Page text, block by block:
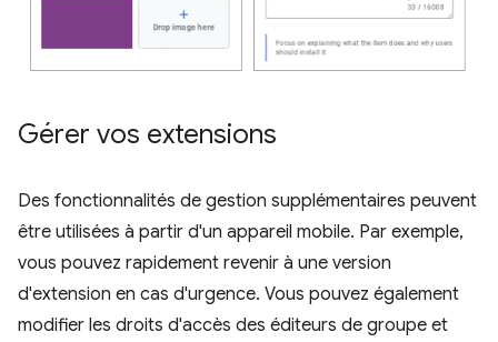
Gérer vos extensions
Des fonctionnalités de gestion supplémentaires peuvent
être utilisées à partir d'un appareil mobile. Par exemple,
vous pouvez rapidement revenir à une version
d'extension en cas d'urgence. Vous pouvez également
modifier les droits d'accès des éditeurs de groupe et